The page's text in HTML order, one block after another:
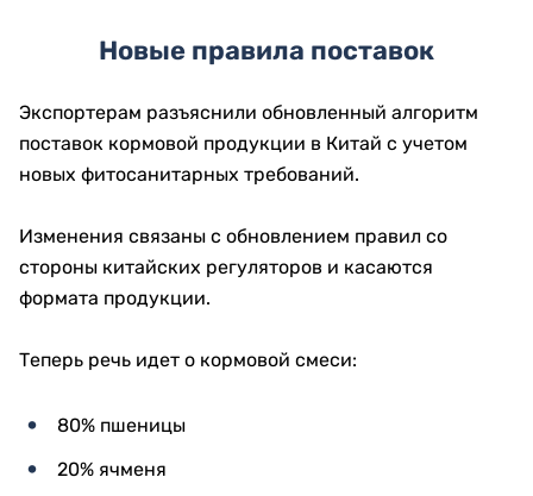
Новые правила поставок
Экспортерам разъяснили обновленный алгоритм
поставок кормовой продукции в Китай с учетом
новых фитосанитарных требований.
Изменения связаны с обновлением правил со
стороны китайских регуляторов и касаются
формата продукции.
Теперь речь идет о кормовой смеси:
80% пшеницы
20% ячменя